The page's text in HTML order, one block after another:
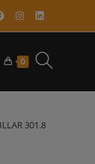
0 TOGGLE
WEBSITE
301.8